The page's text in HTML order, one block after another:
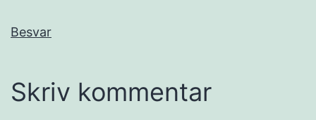
Besvar
Skriv kommentar